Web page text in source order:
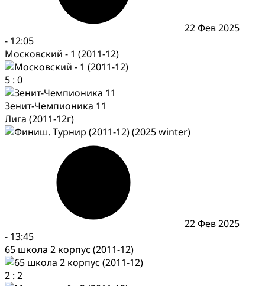
22 Фев 2025
- 12:05
Московский - 1 (2011-12)
5 : 0
Зенит-Чемпионика 11
Лига (2011-12г)
22 Фев 2025
- 13:45
65 школа 2 корпус (2011-12)
2 : 2